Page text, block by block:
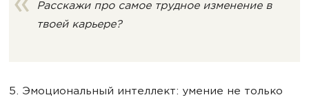
Расскажи про самое трудное изменение в
твоей карьере?
5. Эмоциональный интеллект: умение не только